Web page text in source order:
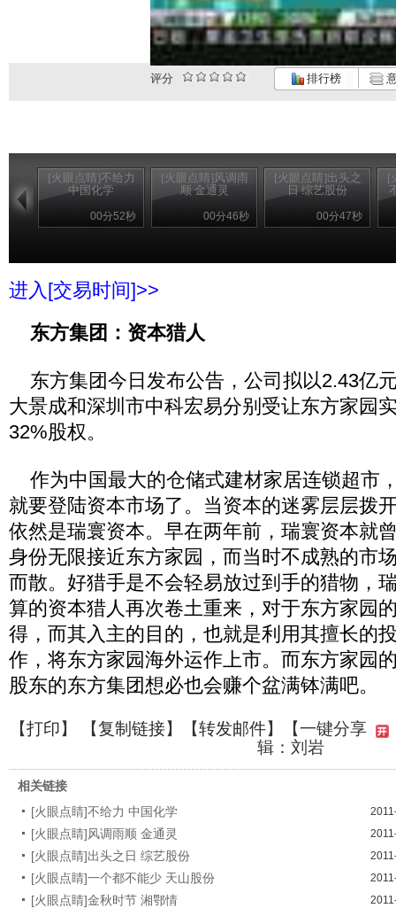
评分 排行榜
[火眼点睛]不给力
中国化学
00分52秒
[火眼点睛]风调雨
顺 金通灵
00分46秒
[火眼点睛]出头之
日 综艺股份
00分47秒
[
进入[交易时间]>>
东方集团：资本猎人
东方集团今日发布公告，公司拟以2.43亿
大景成和深圳市中科宏易分别受让东方家园
32%股权。
作为中国最大的仓储式建材家居连锁超市
就要登陆资本市场了。当资本的迷雾层层拨
依然是瑞寰资本。早在两年前，瑞寰资本就
身份无限接近东方家园，而当时不成熟的市
而散。好猎手是不会轻易放过到手的猎物，
算的资本猎人再次卷土重来，对于东方家园
得，而其入主的目的，也就是利用其擅长的
作，将东方家园海外运作上市。而东方家园
股东的东方集团想必也会赚个盆满钵满吧。
【打印】 【复制链接】【转发邮件】
【一键分享
辑：刘岩
相关链接
[火眼点睛]不给力 中国化学
[火眼点睛]风调雨顺 金通灵
[火眼点睛]出头之日 综艺股份
[火眼点睛]一个都不能少 天山股份
[火眼点睛]金秋时节 湘鄂情